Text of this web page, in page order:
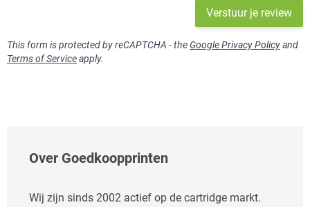
Verstuur je review
This form is protected by reCAPTCHA - the Google Privacy Policyand
Terms of Serviceapply.
Over Goedkoopprinten
Wij zijn sinds 2002 actief op de cartridge markt.